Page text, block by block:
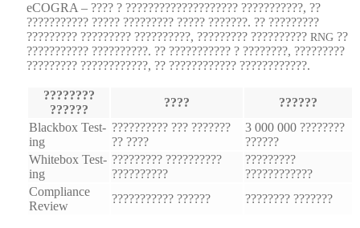
eCOGRA – ???? ? ???????????????????? ???????????, ??
??????????? ????? ????????? ????? ???????. ?? ?????????
????????? ????????? ??????????, ????????? ?????????? RNG ??
??????????? ??????????. ?? ??????????? ? ????????, ?????????
????????? ????????????, ?? ???????????? ????????????.
????????
??????
????
??????
Black­box Test­
ing
?????????? ??? ???????
?? ????
3 000 000 ????????
??????
White­box Test­
ing
????????? ??????????
??????????
?????????
????????????
Com­pli­ance
Review
??????????? ?????? ???????? ???????